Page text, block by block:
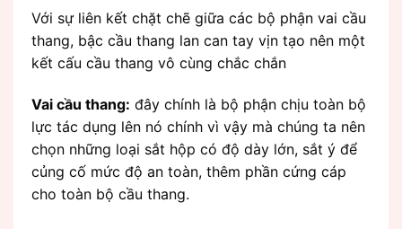
Với sự liên kết chặt chẽ giữa các bộ phận vai cầu
thang, bậc cầu thang lan can tay vịn tạo nên một
kết cấu cầu thang vô cùng chắc chắn
Vai cầu thang: đây chính là bộ phận chịu toàn bộ
lực tác dụng lên nó chính vì vậy mà chúng ta nên
chọn những loại sắt hộp có độ dày lớn, sắt ý để
củng cố mức độ an toàn, thêm phần cứng cáp
cho toàn bộ cầu thang.